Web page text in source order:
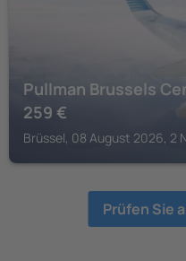
Pullman Brussels
259 €
Brüssel, 08 August 2026, 2
Prüfen Sie